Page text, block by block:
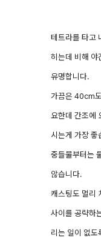
테트라를 타고
히는데 비해
유명합니다.
가끔은 40cm
요한데 간조에
시는게 가장 좋
중들물부터는
않습니다.
캐스팅도 멀리
사이를 공략하
리는 일이 없도